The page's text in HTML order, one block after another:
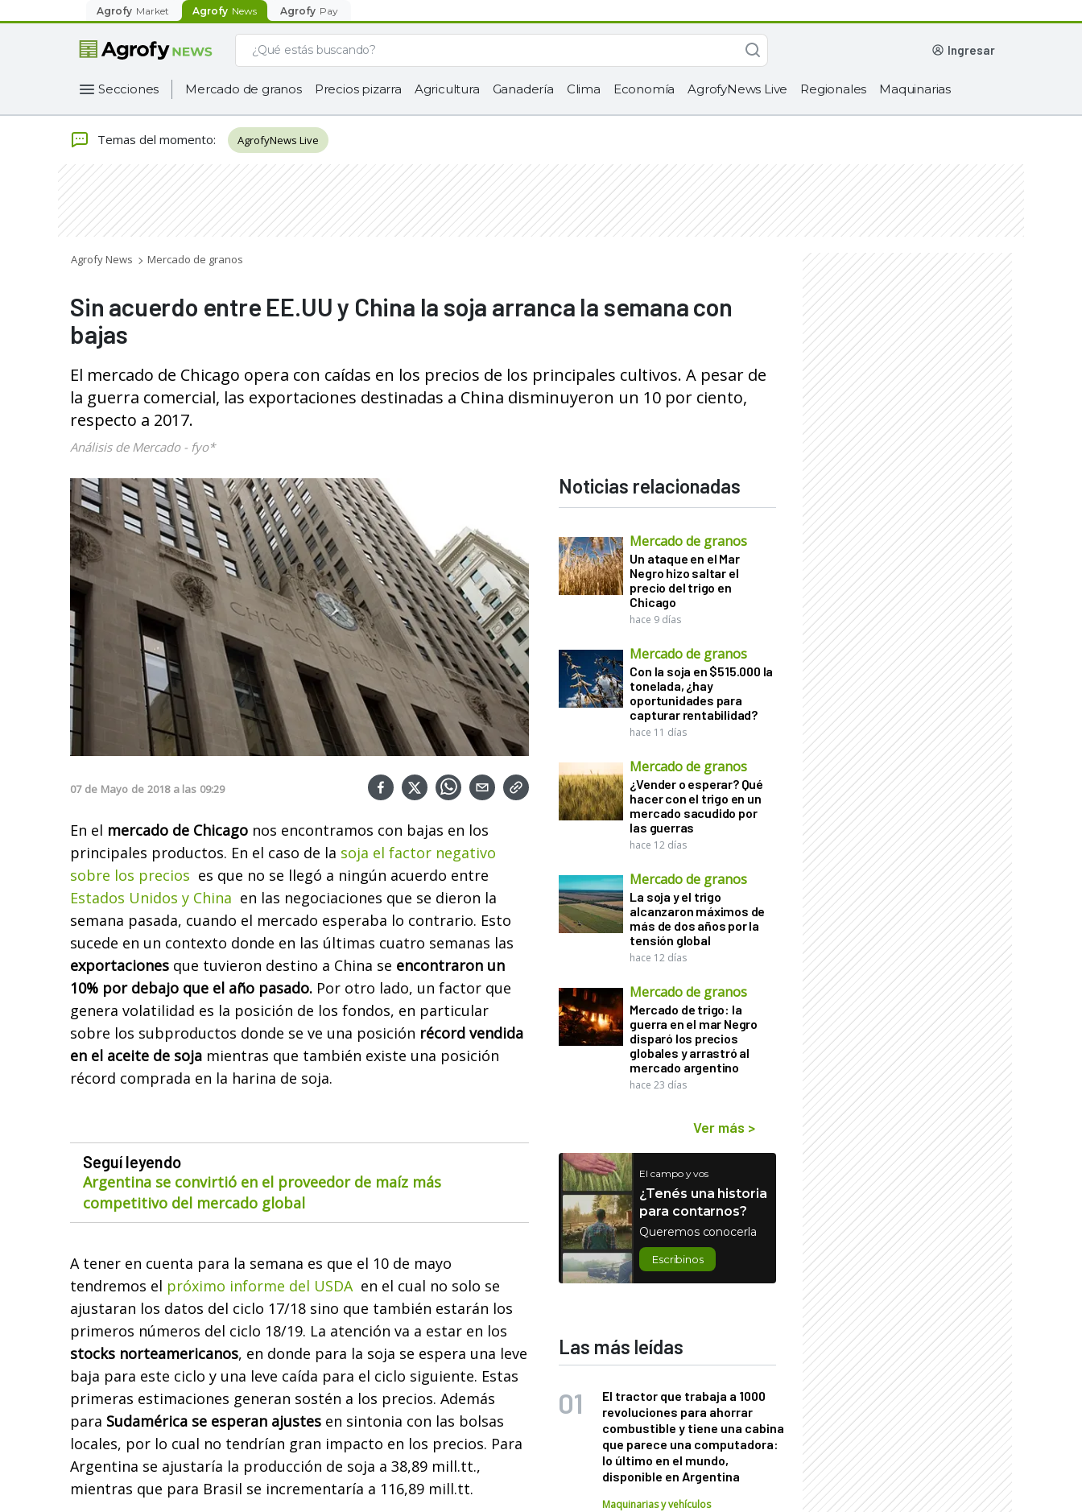
Agrofy Market Agrofy News Agrofy Pay
ingresar
Secciones Mercado de granos Precios pizarra Agricultura Ganadería Clima Economía AgrofyNews Live Regionales Maquinarias
Temas del momento: AgrofyNews Live
Agrofy News Mercado de granos
Sin acuerdo entre EE.UU y China la soja arranca la semana con
bajas
El mercado de Chicago opera con caídas en los precios de los principales cultivos. A pesar de
la guerra comercial, las exportaciones destinadas a China disminuyeron un 10 por ciento,
respecto a 2017.
Análisis de Mercado - fyo*
07 de Mayo de 2018 a las 09:29
En el mercado de Chicago nos encontramos con bajas en los
principales productos. En el caso de la soja el factor negativo
sobre los precios es que no se llegó a ningún acuerdo entre
Estados Unidos y China en las negociaciones que se dieron la
semana pasada, cuando el mercado esperaba lo contrario. Esto
sucede en un contexto donde en las últimas cuatro semanas las
exportaciones que tuvieron destino a China se encontraron un
10% por debajo que el año pasado. Por otro lado, un factor que
genera volatilidad es la posición de los fondos, en particular
sobre los subproductos donde se ve una posición récord vendida
en el aceite de soja mientras que también existe una posición
récord comprada en la harina de soja.
Seguí leyendo
Argentina se convirtió en el proveedor de maíz más
competitivo del mercado global
A tener en cuenta para la semana es que el 10 de mayo
tendremos el próximo informe del USDA en el cual no solo se
ajustaran los datos del ciclo 17/18 sino que también estarán los
primeros números del ciclo 18/19. La atención va a estar en los
stocks norteamericanos, en donde para la soja se espera una leve
baja para este ciclo y una leve caída para el ciclo siguiente. Estas
primeras estimaciones generan sostén a los precios. Además
para Sudamérica se esperan ajustes en sintonia con las bolsas
locales, por lo cual no tendrían gran impacto en los precios. Para
Argentina se ajustaría la producción de soja a 38,89 mill.tt.,
mientras que para Brasil se incrementaría a 116,89 mill.tt.
Noticias relacionadas
Mercado de granos
Un ataque en el Mar
Negro hizo saltar el
precio del trigo en
Chicago
hace 9 días
Mercado de granos
Con la soja en $515.000 la
tonelada, ¿hay
oportunidades para
capturar rentabilidad?
hace 11 días
Mercado de granos
¿Vender o esperar? Qué
hacer con el trigo en un
mercado sacudido por
las guerras
hace 12 días
Mercado de granos
La soja y el trigo
alcanzaron máximos de
más de dos años por la
tensión global
hace 12 días
Mercado de granos
Mercado de trigo: la
guerra en el mar Negro
disparó los precios
globales y arrastró al
mercado argentino
hace 23 días
Ver más >
El campo y vos
¿Tenés una historia
para contarnos?
Queremos conocerla
Escribinos
Las más leídas
El tractor que trabaja a 1000
revoluciones para ahorrar
combustible y tiene una cabina
que parece una computadora:
lo último en el mundo,
disponible en Argentina
Maquinarias y vehículos